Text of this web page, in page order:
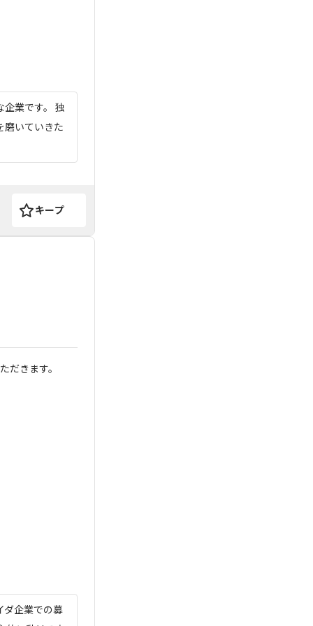
業です。 独
磨いていきた
キープ
だきます。
ダ企業での募